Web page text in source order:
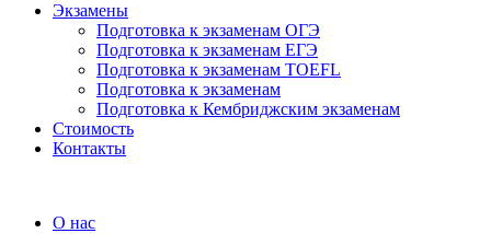
Экзамены
Подготовка к экзаменам ОГЭ
Подготовка к экзаменам ЕГЭ
Подготовка к экзаменам TOEFL
Подготовка к экзаменам
Подготовка к Кембриджским экзаменам
Стоимость
Контакты
О нас